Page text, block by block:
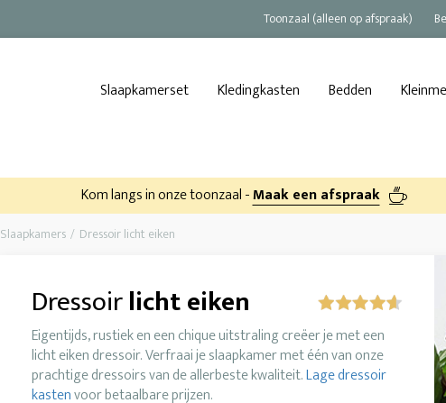
Toonzaal (alleen op afspraak)
Slaapkamerset Kledingkasten Bedden
Kom langs in onze toonzaal -Maak een afspraak
Slaapkamers Dressoir licht eiken
Dressoirlicht eiken
Eigentijds, rustiek en een chique uitstraling creëer je met een
licht eiken dressoir. Verfraai je slaapkamer met één van onze
prachtige dressoirs van de allerbeste kwaliteit.Lage dressoir
kastenvoor betaalbare prijzen.